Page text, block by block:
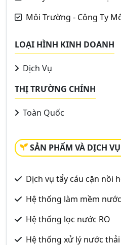
Môi Trường - Công Ty
LOẠI HÌNH KINH DOANH
Dịch Vụ
THỊ TRƯỜNG CHÍNH
Toàn Quốc
SẢN PHẨM VÀ DỊCH VỤ
Dịch vụ tẩy cáu cặn nồi
Hệ thống làm mềm
Hệ thống lọc nước RO
Hệ thống xử lý nước